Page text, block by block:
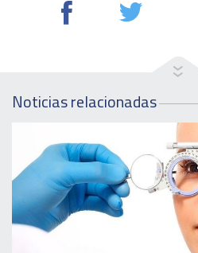
Noticias relacionadas